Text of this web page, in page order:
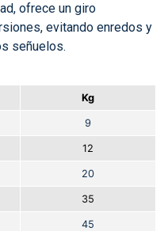
ofrece un giro
evitando enredos y
señuelos.
Kg
9
12
20
35
45